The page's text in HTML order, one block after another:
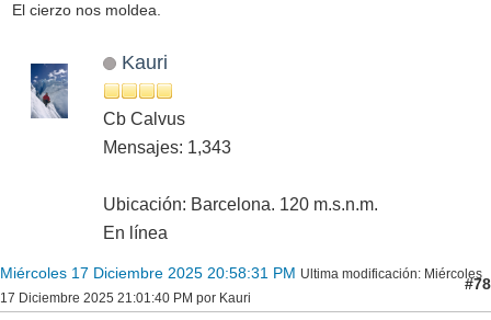
El cierzo nos moldea.
Kauri
Cb Calvus
Mensajes: 1,343
Ubicación: Barcelona. 120 m.s.n.m.
En línea
Miércoles 17 Diciembre 2025 20:58:31 PM Ultima modificación: Miércoles
17 Diciembre 2025 21:01:40 PM por Kauri
#78